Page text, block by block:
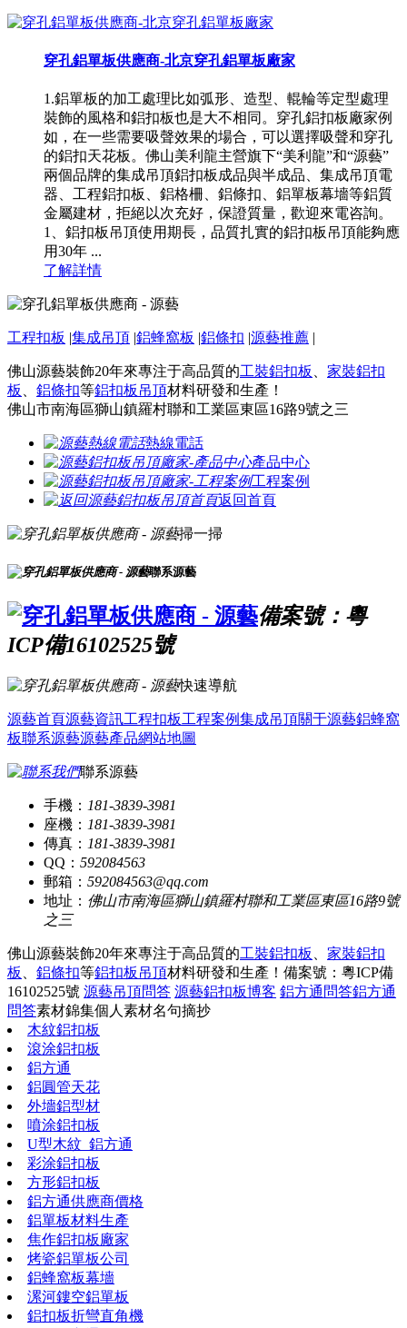
穿孔鋁單板供應商-北京穿孔鋁單板廠家
1.鋁單板的加工處理比如弧形、造型、輥輪等定型處理
裝飾的風格和鋁扣板也是大不相同。穿孔鋁扣板廠家例
如，在一些需要吸聲效果的場合，可以選擇吸聲和穿孔
的鋁扣天花板。佛山美利龍主營旗下“美利龍”和“源藝”
兩個品牌的集成吊頂鋁扣板成品與半成品、集成吊頂電
器、工程鋁扣板、鋁格柵、鋁條扣、鋁單板幕墻等鋁質
金屬建材，拒絕以次充好，保證質量，歡迎來電咨詢。
1、鋁扣板吊頂使用期長，品質扎實的鋁扣板吊頂能夠應
用30年 ...
了解詳情
工程扣板 |集成吊頂 |鋁蜂窩板 |鋁條扣 |源藝推薦 |
佛山源藝裝飾20年來專注于高品質的工裝鋁扣板
家裝鋁扣
板
鋁條扣等鋁扣板吊頂材料研發和生產！
佛山市南海區獅山鎮羅村聯和工業區東區16路9號之三
熱線電話
產品中心
工程案例
返回首頁
掃一掃
聯系源藝
備案號：粵
ICP備16102525號
快速導航
源藝首頁源藝資訊工程扣板工程案例集成吊頂關于源藝鋁蜂窩
板聯系源藝源藝產品網站地圖
聯系源藝
手機： 181-3839-3981
座機： 181-3839-3981
傳真： 181-3839-3981
QQ： 592084563
郵箱： 592084563@qq.com
地址： 佛山市南海區獅山鎮羅村聯和工業區東區16路9號
之三
佛山源藝裝飾20年來專注于高品質的工裝鋁扣板 、 家裝鋁扣
板 、 鋁條扣等鋁扣板吊頂材料研發和生產！ 備案號：粵ICP備
16102525號 源藝吊頂問答 源藝鋁扣板博客 鋁方通問答鋁方通
問答素材錦集個人素材名句摘抄
木紋鋁扣板
滾涂鋁扣板
鋁方通
鋁圓管天花
外墻鋁型材
噴涂鋁扣板
U型木紋_鋁方通
彩涂鋁扣板
方形鋁扣板
鋁方通供應商價格
鋁單板材料生產
焦作鋁扣板廠家
烤瓷鋁單板公司
鋁蜂窩板幕墻
漯河鏤空鋁單板
鋁扣板折彎直角機